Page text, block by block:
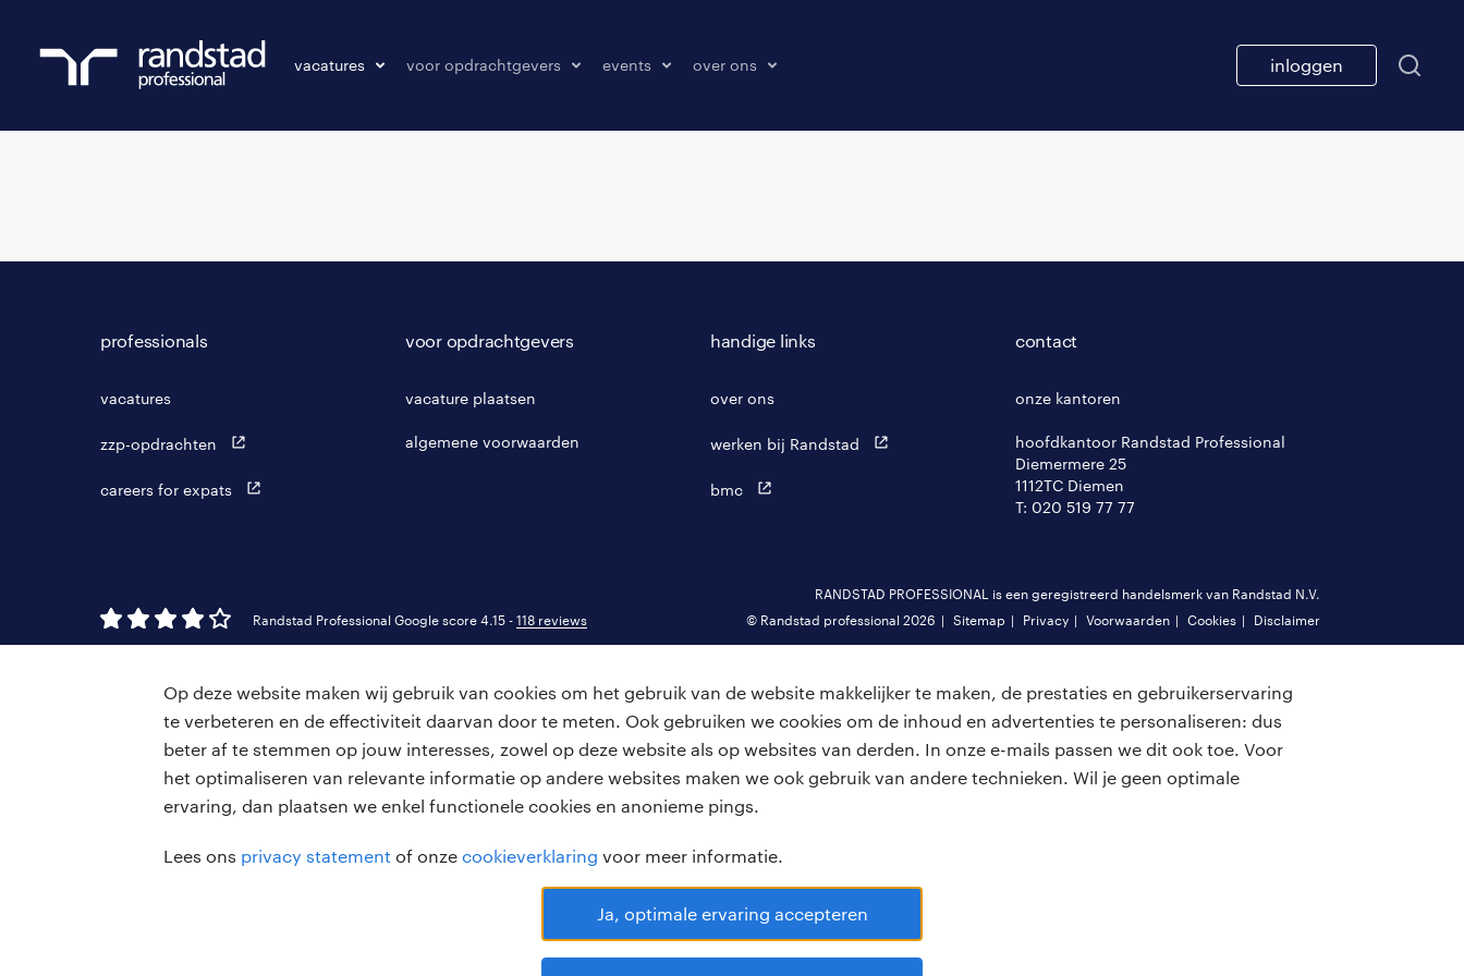
Op deze website maken wij gebruik van cookies om het gebruik van de website makkelijker te maken, de prestaties en gebruikerservaring
te verbeteren en de effectiviteit daarvan door te meten. Ook gebruiken we cookies om de inhoud en advertenties te personaliseren: dus
beter af te stemmen op jouw interesses, zowel op deze website als op websites van derden. In onze e-mails passen we dit ook toe. Voor
het optimaliseren van relevante informatie op andere websites maken we ook gebruik van andere technieken. Wil je geen optimale
ervaring, dan plaatsen we enkel functionele cookies en anonieme pings.
Lees ons privacy statement of onze cookieverklaring voor meer informatie.
Ja, optimale ervaring accepteren
vacatures voor opdrachtgevers events over ons inloggen
professionals
vacatures
zzp-opdrachten
careers for expats
voor opdrachtgevers
vacature plaatsen
algemene voorwaarden
handige links
over ons
werken bij Randstad
bmc
contact
onze kantoren
hoofdkantoor Randstad Professional
Diemermere 25
1112TC Diemen
T: 020 519 77 77
Randstad Professional Google score 4.15 - 118 reviews
RANDSTAD PROFESSIONAL is een geregistreerd handelsmerk van Randstad N.V.
© Randstad professional 2026
Sitemap Privacy Voorwaarden Cookies Disclaimer